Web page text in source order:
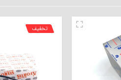
تخفیف